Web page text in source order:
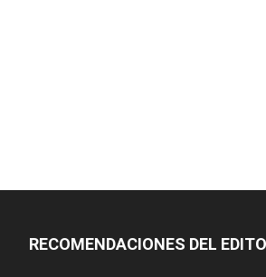
RECOMENDACIONES DEL